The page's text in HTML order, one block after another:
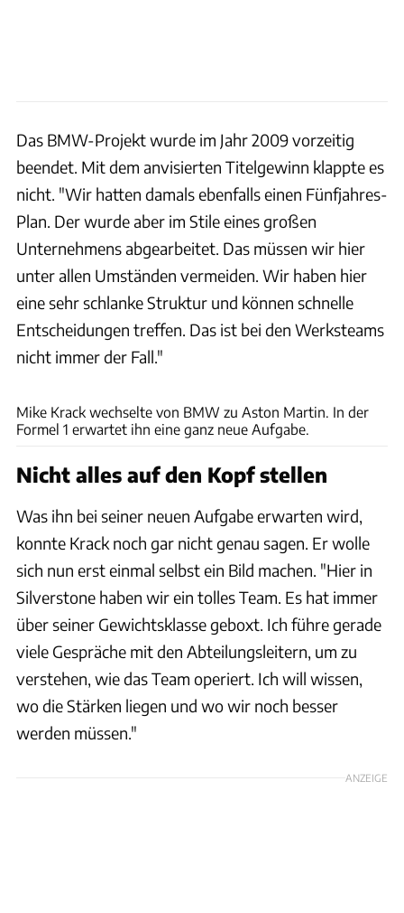
Das BMW-Projekt wurde im Jahr 2009 vorzeitig
beendet. Mit dem anvisierten Titelgewinn klappte es
nicht. "Wir hatten damals ebenfalls einen Fünfjahres-
Plan. Der wurde aber im Stile eines großen
Unternehmens abgearbeitet. Das müssen wir hier
unter allen Umständen vermeiden. Wir haben hier
eine sehr schlanke Struktur und können schnelle
Entscheidungen treffen. Das ist bei den Werksteams
nicht immer der Fall."
Mike Krack wechselte von BMW zu Aston Martin. In der
Formel 1 erwartet ihn eine ganz neue Aufgabe.
Nicht alles auf den Kopf stellen
Was ihn bei seiner neuen Aufgabe erwarten wird,
konnte Krack noch gar nicht genau sagen. Er wolle
sich nun erst einmal selbst ein Bild machen. "Hier in
Silverstone haben wir ein tolles Team. Es hat immer
über seiner Gewichtsklasse geboxt. Ich führe gerade
viele Gespräche mit den Abteilungsleitern, um zu
verstehen, wie das Team operiert. Ich will wissen,
wo die Stärken liegen und wo wir noch besser
werden müssen."
ANZEIGE